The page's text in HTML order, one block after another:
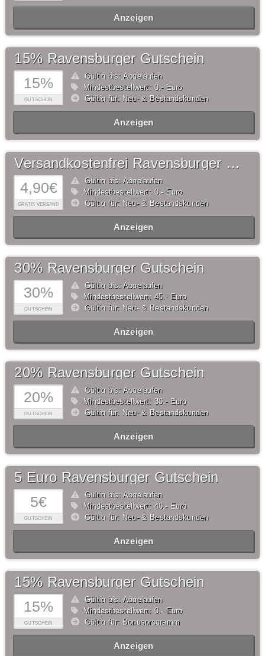
Anzeigen
15%
GUTSCHEIN
15% Ravensburger Gutschein
Gültig bis: Abgelaufen
Mindestbestellwert: 0,- Euro
Gültig für: Neu- & Bestandskunden
Anzeigen
4,90€
GRATIS VERSAND
Versandkostenfrei Ravensburger Gutschein
Gültig bis: Abgelaufen
Mindestbestellwert: 0,- Euro
Gültig für: Neu- & Bestandskunden
Anzeigen
30%
GUTSCHEIN
30% Ravensburger Gutschein
Gültig bis: Abgelaufen
Mindestbestellwert: 45,- Euro
Gültig für: Neu- & Bestandskunden
Anzeigen
20%
GUTSCHEIN
20% Ravensburger Gutschein
Gültig bis: Abgelaufen
Mindestbestellwert: 30,- Euro
Gültig für: Neu- & Bestandskunden
Anzeigen
5€
GUTSCHEIN
5 Euro Ravensburger Gutschein
Gültig bis: Abgelaufen
Mindestbestellwert: 40,- Euro
Gültig für: Neu- & Bestandskunden
Anzeigen
15%
GUTSCHEIN
15% Ravensburger Gutschein
Gültig bis: Abgelaufen
Mindestbestellwert: 0,- Euro
Gültig für: Bonusprogramm
Anzeigen